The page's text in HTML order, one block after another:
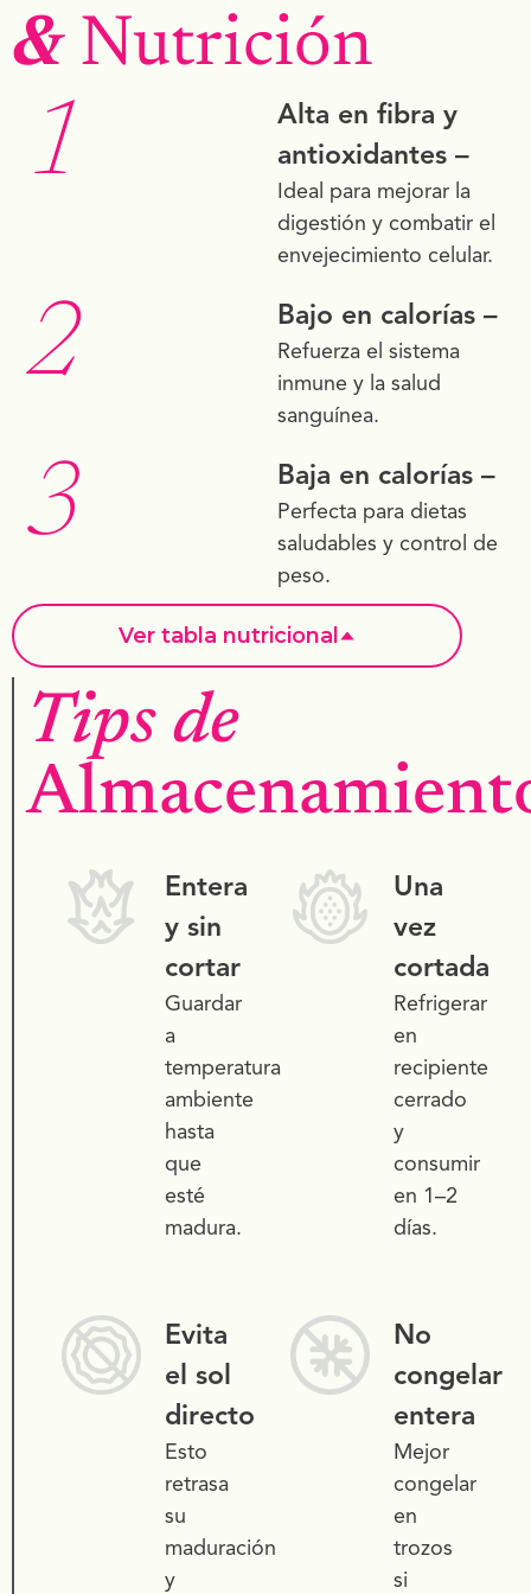
&Nutrición
1
Alta en fibra y
antioxidantes –
Ideal para mejorar la
digestión y combatir el
envejecimiento celular.
2 Bajo en calorías –
Refuerza el sistema
inmune y la salud
sanguínea.
3 Baja en calorías –
Perfecta para dietas
saludables y control de
peso.
Ver tabla nutricional
TABLA NUTRICIONAL
Tamaño de porción 100 g de jugo
Grasas 0.24 g
Carbohidratos 8.4 g
6.7 mg
124 mg
Tips de
Entera
y sin
cortar
Guardar
a
temperatura
ambiente
hasta
que
esté
madura.
Una
vez
cortada
Refrigerar
en
recipiente
cerrado
y
consumir
en 1–2
días.
Evita
el sol
directo
Esto
retrasa
su
maduración
y
No
congelar
entera
Mejor
congelar
en
trozos
si